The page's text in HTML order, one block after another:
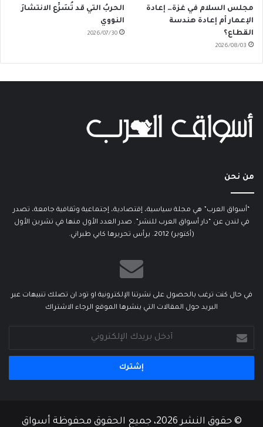
مجلس السلام في غزة… إعادة
الإعمار أم إعادة هندسة
القطاع؟
2026/08/03
الحربُ التي قد تُسَرِّع الانتشارَ
النووي
2026/07/30
من نحن
“أسواق العرب” هي مجلة سياسية، إقتصادية، إجتماعية وثقافية جامعة، تصدر
في لندن عن “دار أسواق العرب للنشر”. صدر العدد الأول منها في تشرين الأول
(أكتوبر) 2012. يرأس تحريرها كابي طبراني.
في حال كنت ترغب بالحصول على نشرتنا الإلكترونية او تود ان تصلك تنبيهات عبر
البريد حول المقالات التي ينشرها الموقع الرجاء الاشتراك
بريدك
الإلكتروني
© حقوق النشر 2026، جميع الحقوق محفوظة أسواق